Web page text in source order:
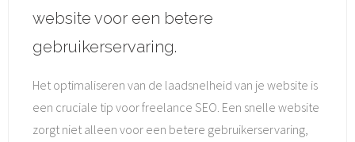
website voor een betere
gebruikerservaring.
Het optimaliseren van de laadsnelheid van je website is
een cruciale tip voor freelance SEO. Een snelle website
zorgt niet alleen voor een betere gebruikerservaring,